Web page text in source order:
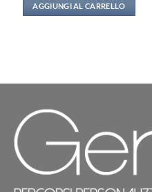
AGGIUNGI AL CARRELLO